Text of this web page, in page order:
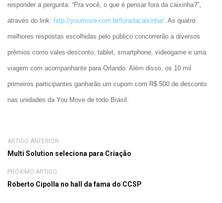
responder a pergunta: “Pra você, o que é pensar fora da caixinha?”,
através do link: http://youmove.com.br/foradacaixinha/. As quatro
melhores respostas escolhidas pelo público concorrerão a diversos
prêmios como vales-desconto, tablet, smartphone, videogame e uma
viagem com acompanhante para Orlando. Além disso, os 10 mil
primeiros participantes ganharão um cupom com R$ 500 de desconto
nas unidades da You Move de todo Brasil.
ARTIGO ANTERIOR
Multi Solution seleciona para Criação
PRÓXIMO ARTIGO
Roberto Cipolla no hall da fama do CCSP